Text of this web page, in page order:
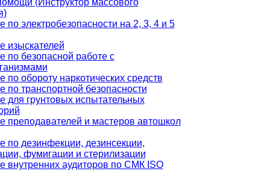
по электробезопасности на 2, 3, 4 и 5
изыскателей
по безопасной работе с
по обороту наркотических средств
по транспортной безопасности
для грунтовых испытательных
преподавателей и мастеров автошкол
по дезинфекции, дезинсекции,
фумигации и стерилизации
внутренних аудиторов по СМК ISO